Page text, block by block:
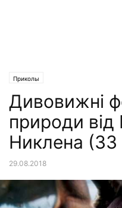
Приколы
Дивовижні
природи від
Никлена (33
29.08.2018